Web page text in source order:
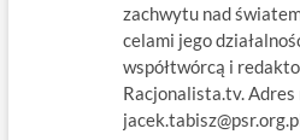
zachwytu nad
celami jego
współtwórcą i
Racjonalista.tv. Adres